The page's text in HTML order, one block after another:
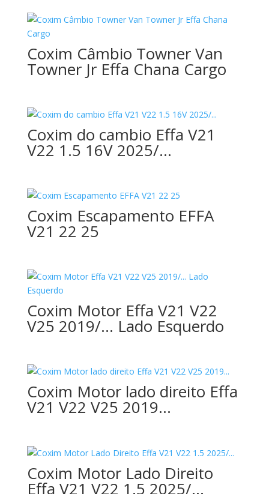
Coxim Câmbio Towner Van
Towner Jr Effa Chana Cargo
Coxim do cambio Effa V21
V22 1.5 16V 2025/…
Coxim Escapamento EFFA
V21 22 25
Coxim Motor Effa V21 V22
V25 2019/… Lado Esquerdo
Coxim Motor lado direito Effa
V21 V22 V25 2019…
Coxim Motor Lado Direito
Effa V21 V22 1.5 2025/…